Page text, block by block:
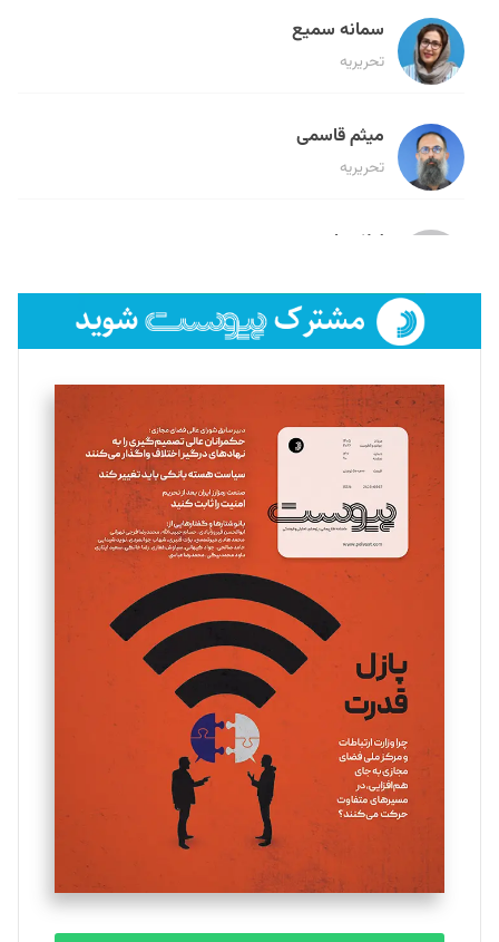
سمانه سمیع
تحریریه
میثم قاسمی
تحریریه
لیلا حنارود
فائزه فتحی رستمی
تحریریه
سروش کرمیان
تحریریه
مینا پاکدل
یسنا امان‌پور
تحریریه
ملینا جعفری
تحریریه
مصطفی مسجدی آرانی
تحریریه